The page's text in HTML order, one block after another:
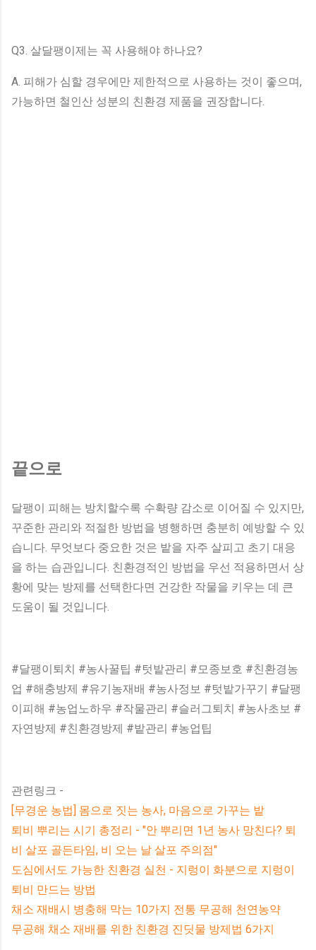
Q3. 살달팽이제는 꼭 사용해야 하나요?
A. 피해가 심할 경우에만 제한적으로 사용하는 것이 좋으며,
가능하면 철인산 성분의 친환경 제품을 권장합니다.
끝으로
달팽이 피해는 방치할수록 수확량 감소로 이어질 수 있지만,
꾸준한 관리와 적절한 방법을 병행하면 충분히 예방할 수 있
습니다. 무엇보다 중요한 것은 밭을 자주 살피고 초기 대응
을 하는 습관입니다. 친환경적인 방법을 우선 적용하면서 상
황에 맞는 방제를 선택한다면 건강한 작물을 키우는 데 큰
도움이 될 것입니다.
#달팽이퇴치 #농사꿀팁 #텃밭관리 #모종보호 #친환경농
업 #해충방제 #유기농재배 #농사정보 #텃밭가꾸기 #달팽
이피해 #농업노하우 #작물관리 #슬러그퇴치 #농사초보 #
자연방제 #친환경방제 #밭관리 #농업팁
관련링크 -
[무경운 농법] 몸으로 짓는 농사, 마음으로 가꾸는 밭
퇴비 뿌리는 시기 총정리 - "안 뿌리면 1년 농사 망친다? 퇴
비 살포 골든타임, 비 오는 날 살포 주의점"
도심에서도 가능한 친환경 실천 - 지렁이 화분으로 지렁이
퇴비 만드는 방법
채소 재배시 병충해 막는 10가지 전통 무공해 천연농약
무공해 채소 재배를 위한 친환경 진딧물 방제법 6가지